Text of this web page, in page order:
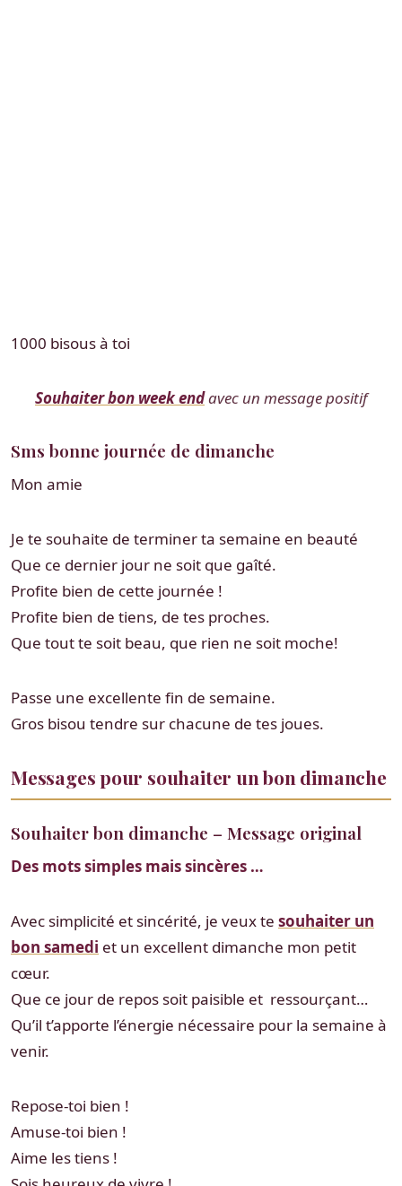
1000 bisous à toi
Souhaiter bon week endavec un message positif
Sms bonne journée de dimanche
Mon amie
Je te souhaite de terminer ta semaine en beauté
Que ce dernier jour ne soit que gaîté.
Profite bien de cette journée !
Profite bien de tiens, de tes proches.
Que tout te soit beau, que rien ne soit moche!
Passe une excellente fin de semaine.
Gros bisou tendre sur chacune de tes joues.
Messages pour souhaiter un bon dimanche
Souhaiter bon dimanche – Message original
Des mots simples mais sincères …
Avec simplicité et sincérité, je veux te souhaiter un
bon samedi et un excellent dimanche mon petit
cœur.
Que ce jour de repos soit paisible et ressourçant…
Qu’il t’apporte l’énergie nécessaire pour la semaine à
venir.
Repose-toi bien !
Amuse-toi bien !
Aime les tiens !